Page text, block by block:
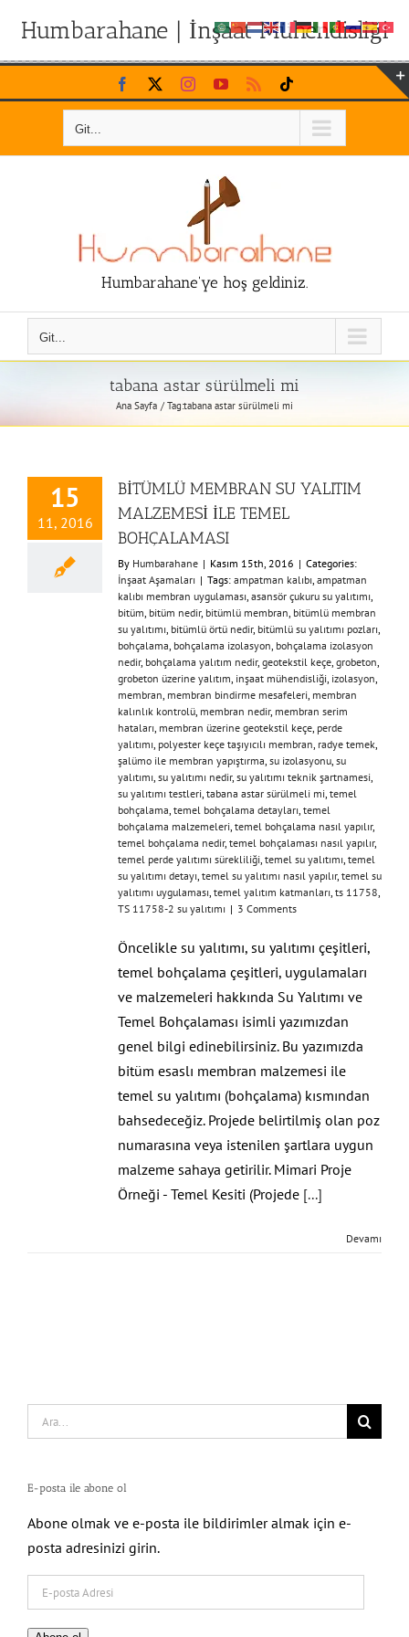
Humbarahane | İnşaat Mühendisliği
Skip
to
Facebook InstagramYouTubeRss
Git...
Humbarahane'ye hoş geldiniz.
Git...
tabana astar sürülmeli mi
Ana Sayfa Tag:tabana astar sürülmeli mi
15
11, 2016
BİTÜMLÜ MEMBRAN SU YALITIM
MALZEMESİ İLE TEMEL
BOHÇALAMASI
By Humbarahane | Kasım 15th, 2016 | Categories:
İnşaat Aşamaları | Tags: ampatman kalıbı, ampatman
kalıbı membran uygulaması, asansör çukuru su yalıtımı,
bitüm, bitüm nedir, bitümlü membran, bitümlü membran
su yalıtımı, bitümlü örtü nedir, bitümlü su yalıtımı pozları,
bohçalama, bohçalama izolasyon, bohçalama izolasyon
nedir, bohçalama yalıtım nedir, geotekstil keçe, grobeton,
grobeton üzerine yalıtım, inşaat mühendisliği, izolasyon,
membran, membran bindirme mesafeleri, membran
kalınlık kontrolü, membran nedir, membran serim
hataları, membran üzerine geotekstil keçe, perde
yalıtımı, polyester keçe taşıyıcılı membran, radye temek,
şalümo ile membran yapıştırma, su izolasyonu, su
yalıtımı, su yalıtımı nedir, su yalıtımı teknik şartnamesi,
su yalıtımı testleri, tabana astar sürülmeli mi, temel
bohçalama, temel bohçalama detayları, temel
bohçalama malzemeleri, temel bohçalama nasıl yapılır,
temel bohçalama nedir, temel bohçalaması nasıl yapılır,
temel perde yalıtımı sürekliliği, temel su yalıtımı, temel
su yalıtımı detayı, temel su yalıtımı nasıl yapılır, temel su
yalıtımı uygulaması, temel yalıtım katmanları, ts 11758,
TS 11758-2 su yalıtımı | 3 Comments
Öncelikle su yalıtımı, su yalıtımı çeşitleri,
temel bohçalama çeşitleri, uygulamaları
ve malzemeleri hakkında Su Yalıtımı ve
Temel Bohçalaması isimli yazımızdan
genel bilgi edinebilirsiniz. Bu yazımızda
bitüm esaslı membran malzemesi ile
temel su yalıtımı (bohçalama) kısmından
bahsedeceğiz. Projede belirtilmiş olan poz
numarasına veya istenilen şartlara uygun
malzeme sahaya getirilir. Mimari Proje
Örneği - Temel Kesiti (Projede [...]
Devamı
Search
for:
E-posta ile abone ol
Abone olmak ve e-posta ile bildirimler almak için e-
posta adresinizi girin.
posta